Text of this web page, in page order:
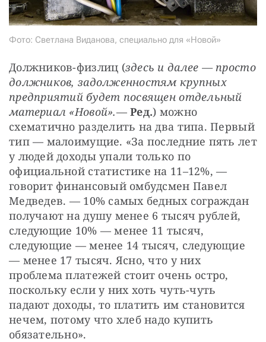
Фото: Светлана Виданова, специально для «Новой»
Должников-физлиц (здесь и далее — просто
должников, задолженностям крупных
предприятий будет посвящен отдельный
материал «Новой».— Ред.) можно
схематично разделить на два типа. Первый
тип — малоимущие. «За последние пять лет
у людей доходы упали только по
официальной статистике на 11–12%, —
говорит финансовый омбудсмен Павел
Медведев. — 10% самых бедных сограждан
получают на душу менее 6 тысяч рублей,
следующие 10% — менее 11 тысяч,
следующие — менее 14 тысяч, следующие
— менее 17 тысяч. Ясно, что у них
проблема платежей стоит очень остро,
поскольку если у них хоть чуть-чуть
падают доходы, то платить им становится
нечем, потому что хлеб надо купить
обязательно».